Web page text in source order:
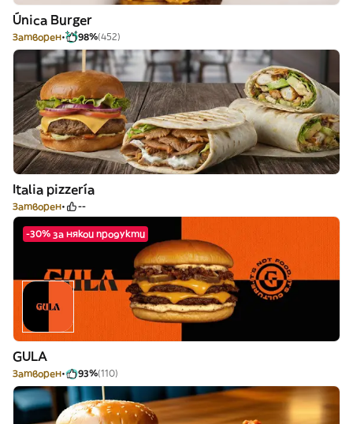
Única Burger
Затворен 98%(452)
Italia pizzería
Затворен --
-30% за някои продукти
GULA
Затворен 93%(110)